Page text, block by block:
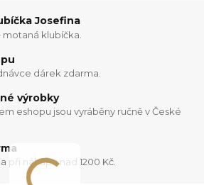
Josefina
klubíčka.
dárek zdarma.
výrobky
eshopu jsou vyráběny ručně v České
při nákupu nad 1200 Kč.